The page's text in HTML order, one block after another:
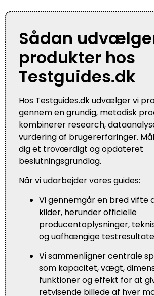
Sådan
produkter hos
Testguides.dk
Hos Testguides.dk udvælger vi
gennem en grundig, metodisk
kombinerer research,
vurdering af brugererfaringer.
dig et troværdigt og opdateret
beslutningsgrundlag.
Når vi udarbejder vores guides:
Vi gennemgår en bred
kilder, herunder officielle
producentoplysninger,
og uafhængige
Vi sammenligner centrale
som kapacitet, vægt,
funktioner og effekt for at
retvisende billede af hver